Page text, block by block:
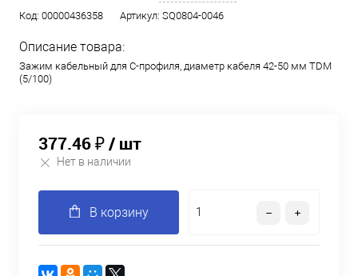
Код: 00000436358 Артикул: SQ0804-0046
Описание товара:
Зажим кабельный для С-профиля, диаметр кабеля 42-50 мм TDM
(5/100)
377.46 ₽/ шт
Нет в наличии
В корзину